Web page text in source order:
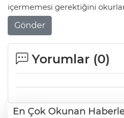
içermemesi gerektiğini
Gönder
Yorumlar (0)
En Çok Okunan